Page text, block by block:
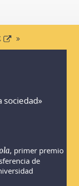
sociedad»
, primer premio
de